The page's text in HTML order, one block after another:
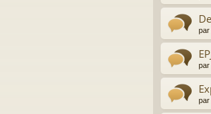
par
par
par